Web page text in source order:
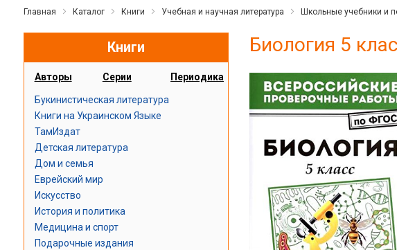
Главная Каталог Книги Учебная и научная литература Школьные учебники и
Книги
Авторы Серии Периодика
Букинистическая литература
Книги на Украинском Языке
ТамИздат
Детская литература
Дом и семья
Еврейский мир
Искусство
История и политика
Медицина и спорт
Подарочные издания
Биология 5